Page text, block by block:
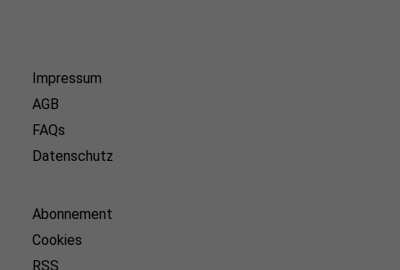
Impressum
AGB
FAQs
Datenschutz
Abonnement
Cookies
RSS